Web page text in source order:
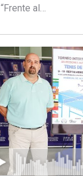
“Frente al…